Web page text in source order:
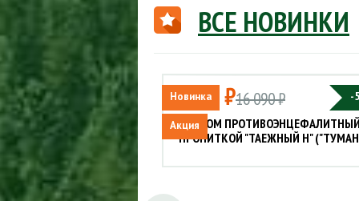
ВСЕ НОВИНКИ
Новинка
Акция
-
8 045 ₽16 090 ₽
КОСТЮМ
ПРОПИТКОЙ "ТАЕЖНЫЙ Н"